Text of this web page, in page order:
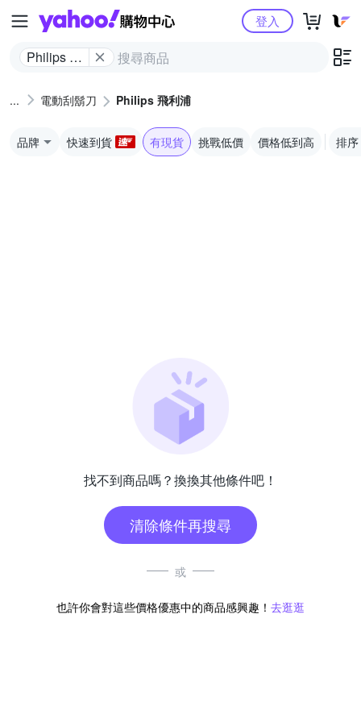
Yahoo購物中心
Philips 飛
登入
電動刮鬍刀 Philips 飛利浦
品牌 快速到貨 有現貨 挑戰低價 價格低到高 排序
找不到商品嗎？換換其他條件吧！
清除條件再搜尋
或
也許你會對這些價格優惠中的商品感興趣！ 去逛逛